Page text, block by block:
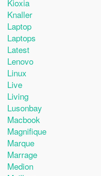
Kioxia
Knaller
Laptop
Laptops
Latest
Lenovo
Linux
Live
Living
Lusonbay
Macbook
Magnifique
Marque
Marrage
Medion